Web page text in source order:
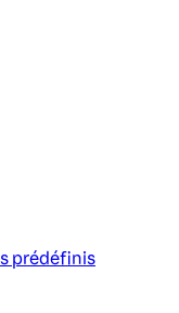
prédéfinis